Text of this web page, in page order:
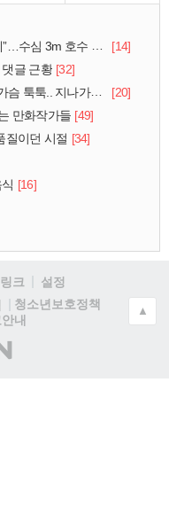
호수 뛰어든 60대 의인
[14]
글 근황 [32]
지나가던 아재의 정체
[20]
만화작가들 [49]
질이던 시절 [34]
[16]
크
설정
청소년보호정책
내
▲